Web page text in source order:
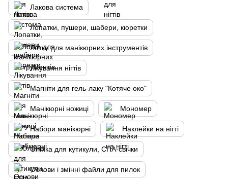
Лакова система
Лопатки, пушери, шабери, кюретки
Лотки для манікюрних інструментів
Лікування нігтів
Магніти для гель-лаку "Котяче око"
Манікюрні ножиці Мономер
Набори манікюрні Наклейки на нігті
Олійка для кутикули, СПА-свічки
Основи і змінні файли для пилок